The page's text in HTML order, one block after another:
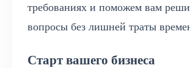
требованиях и поможем вам
вопросы без лишней траты
Старт вашего бизнеса